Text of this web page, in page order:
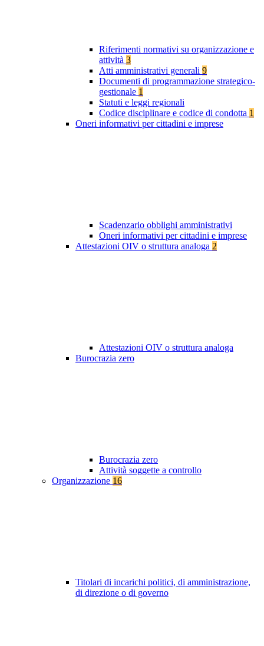
Riferimenti normativi su organizzazione e
attività 3
Atti amministrativi generali 9
Documenti di programmazione strategico-
gestionale 1
Statuti e leggi regionali
Codice disciplinare e codice di condotta 1
Oneri informativi per cittadini e imprese
Scadenzario obblighi amministrativi
Oneri informativi per cittadini e imprese
Attestazioni OIV o struttura analoga 2
Attestazioni OIV o struttura analoga
Burocrazia zero
Burocrazia zero
Attività soggette a controllo
Organizzazione 16
Titolari di incarichi politici, di amministrazione,
di direzione o di governo